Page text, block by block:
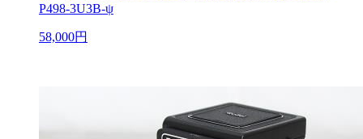
P498-3U3B-ψ
58,000円